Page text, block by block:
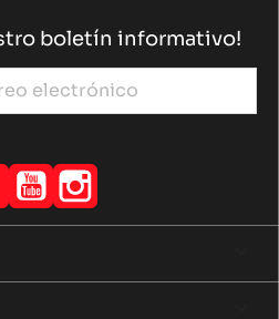
boletín informativo!
Facebook
YouTube